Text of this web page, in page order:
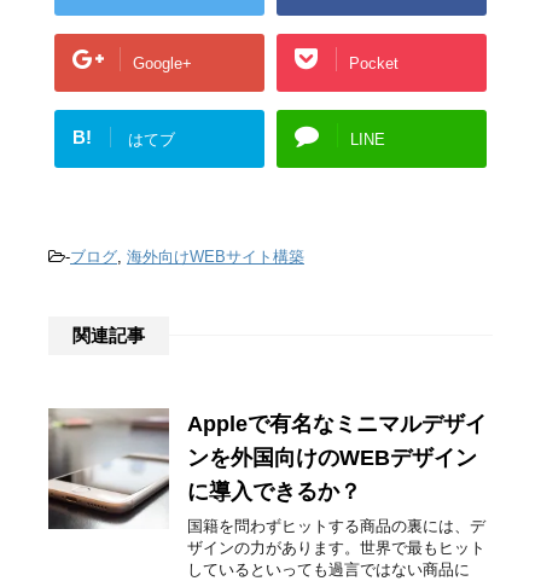
Google+ Pocket
B! はてブ LINE
-ブログ, 海外向けWEBサイト構築
関連記事
Appleで有名なミニマルデザイ
ンを外国向けのWEBデザイン
に導入できるか？
国籍を問わずヒットする商品の裏には、デ
ザインの力があります。世界で最もヒット
しているといっても過言ではない商品に